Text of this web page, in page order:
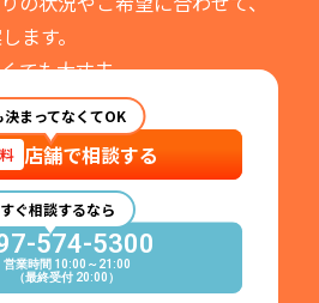
ます。
ても大丈夫。
ださい。
決まってなくてOK
店舗で相談する
ぐ相談するなら
574-5300
営業時間 10:00～21:00
（最終受付 20:00）